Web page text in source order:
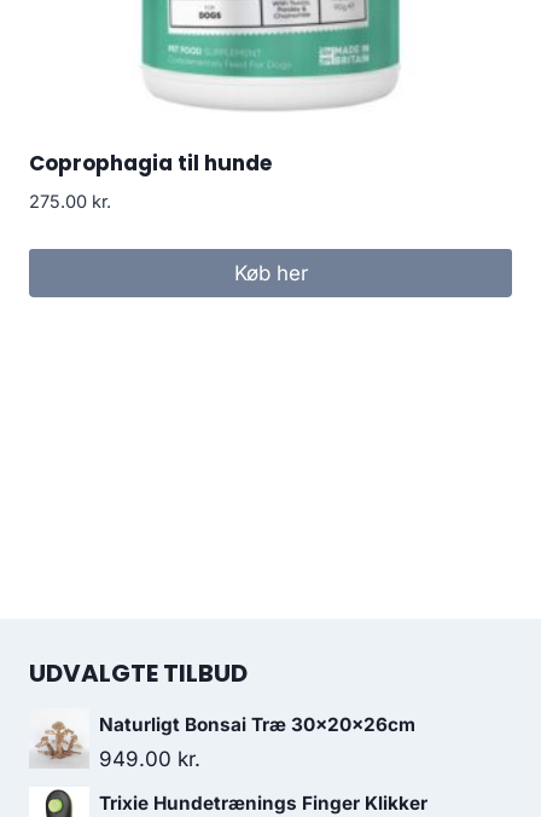
Coprophagia til hunde
275.00 kr.
Køb her
UDVALGTE TILBUD
Naturligt Bonsai Træ 30x20x26cm
949.00 kr.
Trixie Hundetrænings Finger Klikker